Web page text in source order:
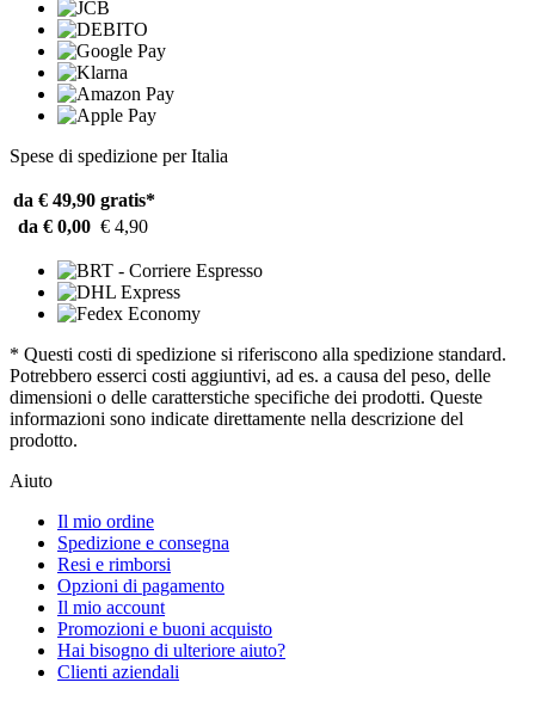
Spese di spedizione per Italia
da € 49,90 gratis*
da € 0,00 € 4,90
* Questi costi di spedizione si riferiscono alla spedizione standard.
Potrebbero esserci costi aggiuntivi, ad es. a causa del peso, delle
dimensioni o delle caratterstiche specifiche dei prodotti. Queste
informazioni sono indicate direttamente nella descrizione del
prodotto.
Aiuto
Il mio ordine
Spedizione e consegna
Resi e rimborsi
Opzioni di pagamento
Il mio account
Promozioni e buoni acquisto
Hai bisogno di ulteriore aiuto?
Clienti aziendali